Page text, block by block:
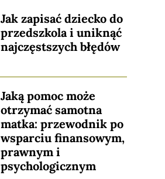
Jak zapisać dziecko do
przedszkola i uniknąć
najczęstszych błędów
Jaką pomoc może
otrzymać samotna
matka: przewodnik po
wsparciu finansowym,
prawnym i
psychologicznym